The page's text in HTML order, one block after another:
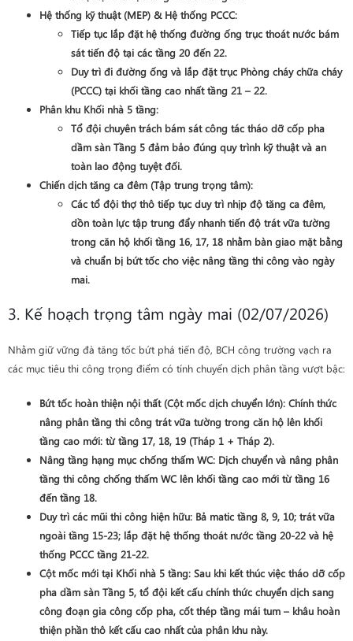
Hệ thống kỹ thuật (MEP) & Hệ thống PCCC:
Tiếp tục lắp đặt hệ thống đường ống trục thoát nước bám
sát tiến độ tại các tầng 20 đến 22.
Duy trì đi đường ống và lắp đặt trục Phòng cháy chữa cháy
(PCCC) tại khối tầng cao nhấttầng 21 – 22.
Phân khu Khối nhà 5 tầng:
Tổ đội chuyên trách bám sát công tác tháo dỡ cốp pha
dầm sàn Tầng 5 đảm bảo đúng quy trình kỹ thuật và an
toàn lao động tuyệt đối.
Chiến dịch tăng ca đêm (Tập trung trọng tâm):
Các tổ đội thợ thô tiếp tục duy trì nhịp độ tăng ca đêm,
dồn toàn lực tập trung đẩy nhanh tiến độ trát vữa tường
trong căn hộ khối tầng 16, 17, 18 nhằm bàn giao mặt bằng
và chuẩn bị bứt tốc cho việc nâng tầng thi công vào ngày
mai.
3. Kế hoạch trọng tâm ngày mai (02/07/2026)
Nhằm giữ vững đà tăng tốc bứt phá tiến độ, BCH công trường vạch ra
các mục tiêu thi công trọng điểm có tính chuyển dịch phân tầng vượt bậc:
Bứt tốc hoàn thiện nội thất (Cột mốc dịch chuyển lớn): Chính thức
nâng phân tầng thi công trát vữa tường trong căn hộ lên khối
tầng cao mới: từtầng 17, 18, 19 (Tháp 1 + Tháp 2).
Nâng tầng hạng mục chống thấm WC: Dịch chuyển và nâng phân
tầng thi công chống thấm WC lên khối tầng cao mới từtầng 16
đến tầng 18.
Duy trì các mũi thi công hiện hữu: Bả matic tầng 8, 9, 10; trát vữa
ngoài tầng 15-23; lắp đặt hệ thống thoát nước tầng 20-22 và hệ
thống PCCC tầng 21-22.
Cột mốc mới tại Khối nhà 5 tầng: Sau khi kết thúc việc tháo dỡ cốp
pha dầm sàn Tầng 5, tổ đội kết cấu chính thức chuyển dịch sang
công đoạn gia công cốp pha, cốt thép tầng mái tum – khâu hoàn
thiện phần thô kết cấu cao nhất của phân khu này.